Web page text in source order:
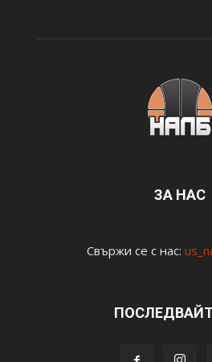
ЗА НАС
Свържи се с нас: